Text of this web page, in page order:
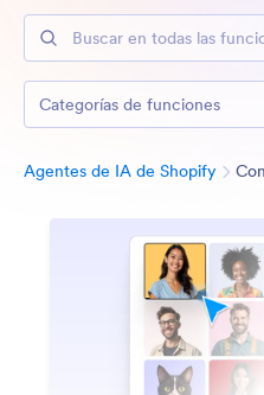
Buscar en todas las
Agentes de IA de Shopify
Categorías de funciones